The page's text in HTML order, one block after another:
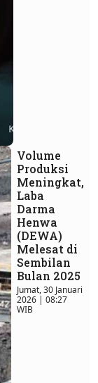
Volume
Produksi
Meningkat,
Laba
Darma
Henwa
(DEWA)
Melesat di
Sembilan
Bulan 2025
Jumat, 30 Januari
2026 | 08:27
WIB